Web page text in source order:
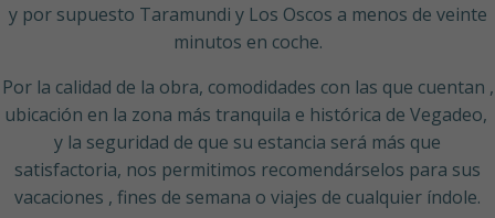
y por supuesto Taramundi y Los Oscos a menos de veinte
minutos en coche.
Por la calidad de la obra, comodidades con las que cuentan ,
ubicación en la zona más tranquila e histórica de Vegadeo,
y la seguridad de que su estancia será más que
satisfactoria, nos permitimos recomendárselos para sus
vacaciones , fines de semana o viajes de cualquier índole.